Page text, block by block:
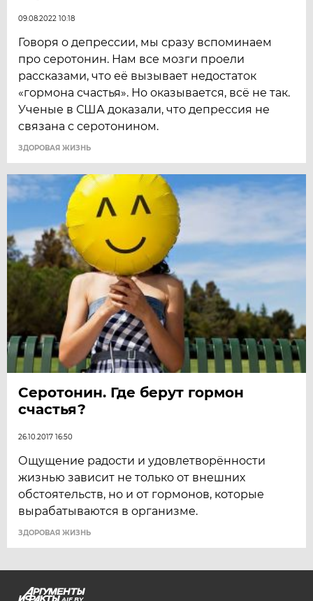
09.08.2022 10:18
Говоря о депрессии, мы сразу вспоминаем
про серотонин. Нам все мозги проели
рассказами, что её вызывает недостаток
«гормона счастья». Но оказывается, всё не так.
Ученые в США доказали, что депрессия не
связана с серотонином.
ЗДОРОВАЯ ЖИЗНЬ
Серотонин. Где берут гормон
счастья?
26.10.2017 16:50
Ощущение радости и удовлетворённости
жизнью зависит не только от внешних
обстоятельств, но и от гормонов, которые
вырабатываются в организме.
ЗДОРОВАЯ ЖИЗНЬ
AIF.BY